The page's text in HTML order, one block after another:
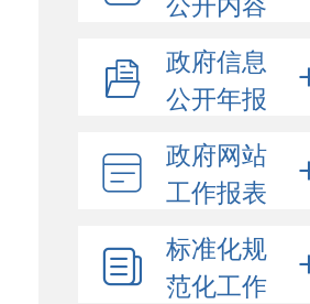
政府信息
公开年报
政府网站
工作报表
标准化规
范化工作